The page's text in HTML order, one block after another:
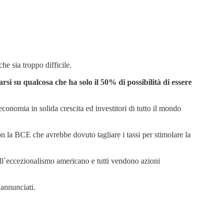
sia troppo difficile.
su qualcosa che ha solo il 50% di possibilità di essere
in solida crescita ed investitori di tutto il mondo
la BCE che avrebbe dovuto tagliare i tassi per stimolare la
americano e tutti vendono azioni